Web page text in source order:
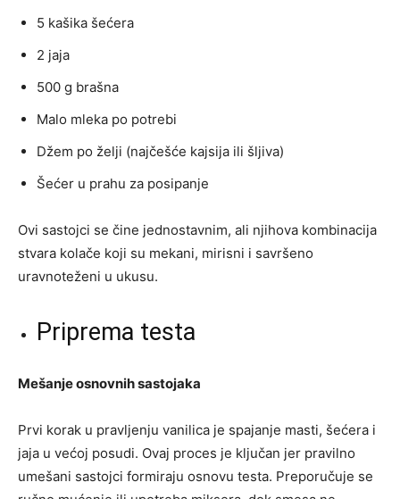
5 kašika šećera
2 jaja
500 g brašna
Malo mleka po potrebi
Džem po želji (najčešće kajsija ili šljiva)
Šećer u prahu za posipanje
Ovi sastojci se čine jednostavnim, ali njihova kombinacija
stvara kolače koji su mekani, mirisni i savršeno
uravnoteženi u ukusu.
Priprema testa
Mešanje osnovnih sastojaka
Prvi korak u pravljenju vanilica je spajanje masti, šećera i
jaja u većoj posudi. Ovaj proces je ključan jer pravilno
umešani sastojci formiraju osnovu testa. Preporučuje se